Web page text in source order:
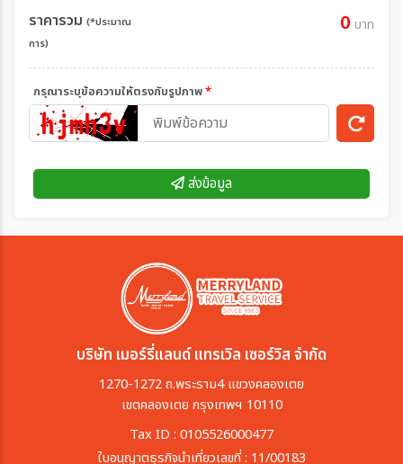
ราคารวม (*ประมาณ
การ)
0 บาท
กรุณาระบุข้อความให้ตรงกับรูปภาพ*
ส่งข้อมูล
บริษัท เมอร์รี่แลนด์ แทรเวิล เซอร์วิส จำกัด
1270-1272 ถ.พระราม4 แขวงคลองเตย
เขตคลองเตย กรุงเทพฯ 10110
Tax ID : 0105526000477
ใบอนุญาตธุรกิจนำเที่ยวเลขที่ : 11/00183